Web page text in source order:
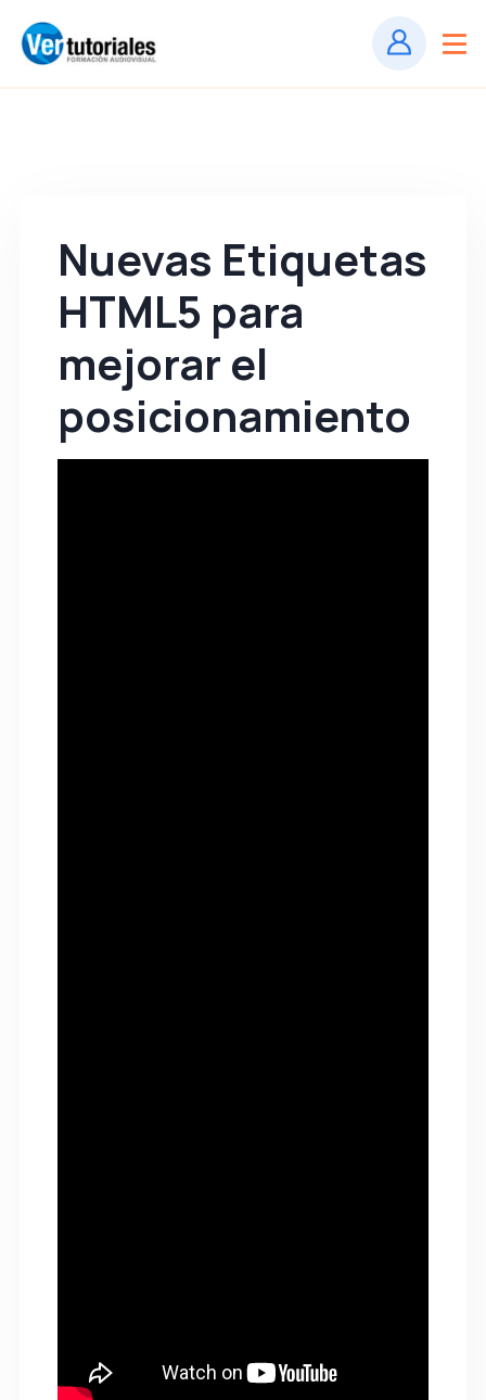
Nuevas Etiquetas
HTML5 para
mejorar el
posicionamiento